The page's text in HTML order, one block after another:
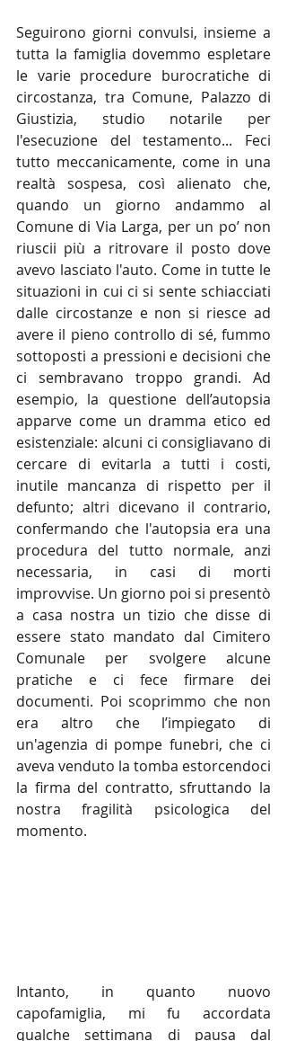
Seguirono giorni convulsi, insieme a
tutta la famiglia dovemmo espletare
le varie procedure burocratiche di
circostanza, tra Comune, Palazzo di
Giustizia, studio notarile per
l'esecuzione del testamento... Feci
tutto meccanicamente, come in una
realtà sospesa, così alienato che,
quando un giorno andammo al
Comune di Via Larga, per un po’ non
riuscii più a ritrovare il posto dove
avevo lasciato l'auto. Come in tutte le
situazioni in cui ci si sente schiacciati
dalle circostanze e non si riesce ad
avere il pieno controllo di sé, fummo
sottoposti a pressioni e decisioni che
ci sembravano troppo grandi. Ad
esempio, la questione dell’autopsia
apparve come un dramma etico ed
esistenziale: alcuni ci consigliavano di
cercare di evitarla a tutti i costi,
inutile mancanza di rispetto per il
defunto; altri dicevano il contrario,
confermando che l'autopsia era una
procedura del tutto normale, anzi
necessaria, in casi di morti
improvvise. Un giorno poi si presentò
a casa nostra un tizio che disse di
essere stato mandato dal Cimitero
Comunale per svolgere alcune
pratiche e ci fece firmare dei
documenti. Poi scoprimmo che non
era altro che l’impiegato di
un'agenzia di pompe funebri, che ci
aveva venduto la tomba estorcendoci
la firma del contratto, sfruttando la
nostra fragilità psicologica del
momento.
Intanto, in quanto nuovo
capofamiglia, mi fu accordata
qualche settimana di pausa dal